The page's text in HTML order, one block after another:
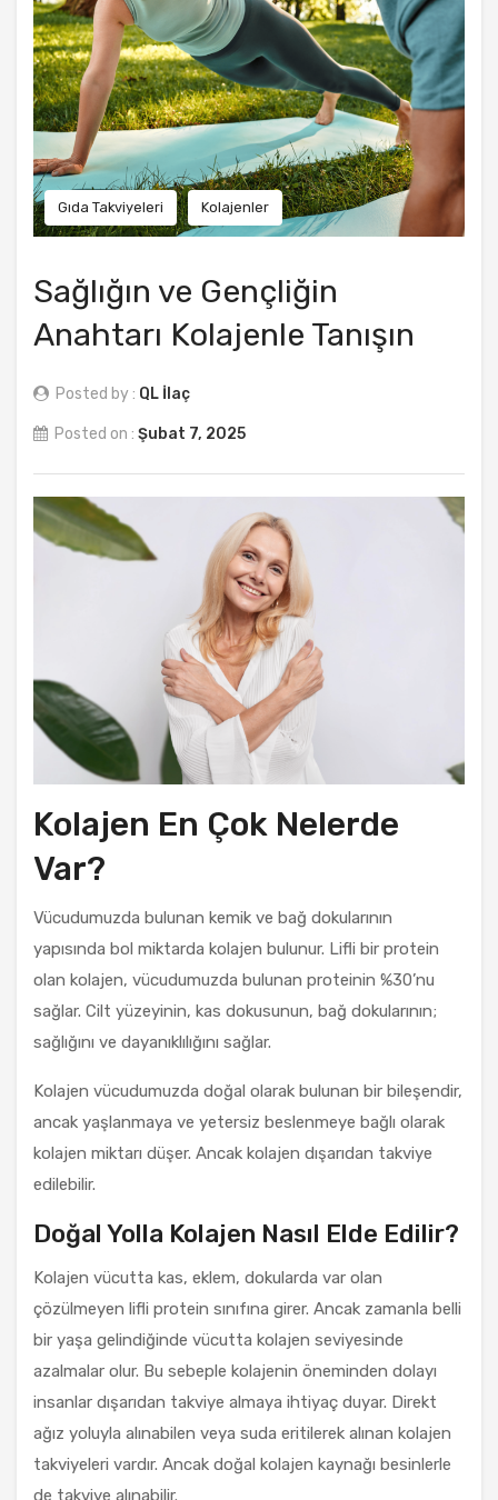
Gıda Takviyeleri Kolajenler
Sağlığın ve Gençliğin
Anahtarı Kolajenle Tanışın
Posted by : QL İlaç
Posted on : Şubat 7, 2025
Kolajen En Çok Nelerde
Var?
Vücudumuzda bulunan kemik ve bağ dokularının
yapısında bol miktarda kolajen bulunur. Lifli bir protein
olan kolajen, vücudumuzda bulunan proteinin %30’nu
sağlar. Cilt yüzeyinin, kas dokusunun, bağ dokularının;
sağlığını ve dayanıklılığını sağlar.
Kolajen vücudumuzda doğal olarak bulunan bir bileşendir,
ancak yaşlanmaya ve yetersiz beslenmeye bağlı olarak
kolajen miktarı düşer. Ancak kolajen dışarıdan takviye
edilebilir.
Doğal Yolla Kolajen Nasıl Elde Edilir?
Kolajen vücutta kas, eklem, dokularda var olan
çözülmeyen lifli protein sınıfına girer. Ancak zamanla belli
bir yaşa gelindiğinde vücutta kolajen seviyesinde
azalmalar olur. Bu sebeple kolajenin öneminden dolayı
insanlar dışarıdan takviye almaya ihtiyaç duyar. Direkt
ağız yoluyla alınabilen veya suda eritilerek alınan kolajen
takviyeleri vardır. Ancak doğal kolajen kaynağı besinlerle
de takviye alınabilir.